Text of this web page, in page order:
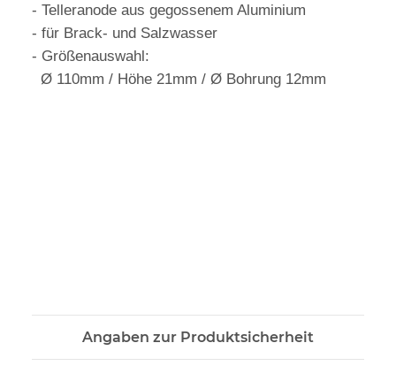
- Telleranode aus gegossenem Aluminium
- für Brack- und Salzwasser
- Größenauswahl:
Ø 110mm / Höhe 21mm / Ø Bohrung 12mm
Angaben zur Produktsicherheit